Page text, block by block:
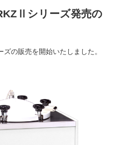
シリーズ発売の
の販売を開始いたしました。